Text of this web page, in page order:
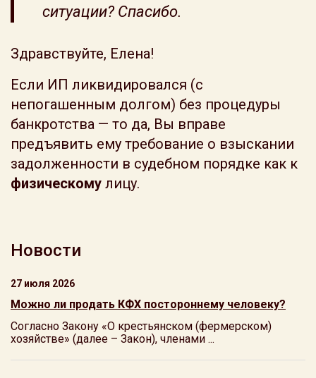
ситуации? Спасибо.
Здравствуйте, Елена!
Если ИП ликвидировался (с
непогашенным долгом) без процедуры
банкротства — то да, Вы вправе
предъявить ему требование о взыскании
задолженности в судебном порядке как к
физическому лицу.
Новости
27 июля 2026
Можно ли продать КФХ постороннему человеку?
Согласно Закону «О крестьянском (фермерском)
хозяйстве» (далее – Закон), членами ...